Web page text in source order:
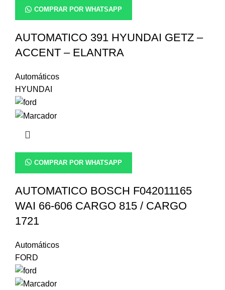
COMPRAR POR WHATSAPP
AUTOMATICO 391 HYUNDAI GETZ –
ACCENT – ELANTRA
Automáticos
HYUNDAI
COMPRAR POR WHATSAPP
AUTOMATICO BOSCH F042011165
WAI 66-606 CARGO 815 / CARGO
1721
Automáticos
FORD